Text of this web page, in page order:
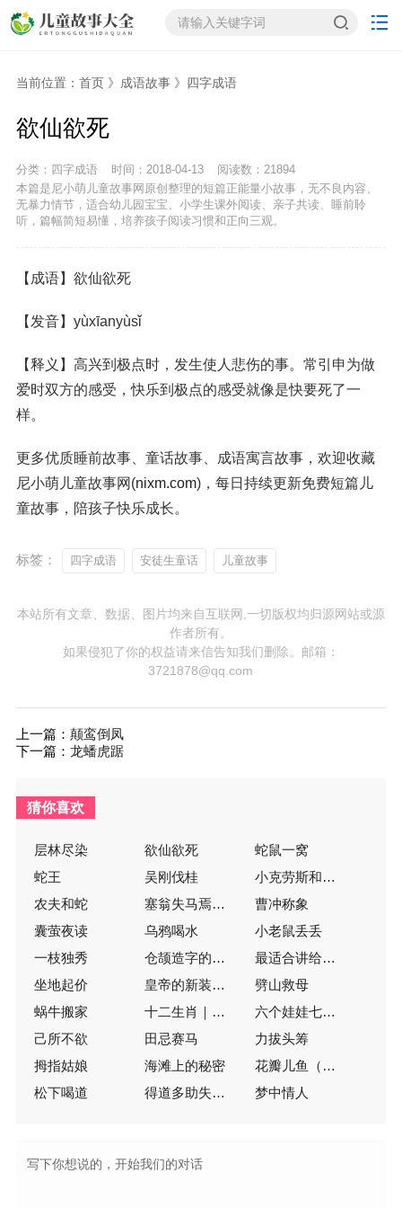
当前位置： 首页》 成语故事》 四字成语
欲仙欲死
分类：四字成语 时间：2018-04-13 阅读数： 21894
本篇是尼小萌儿童故事网原创整理的短篇正能量小故事，无不良内容、
无暴力情节，适合幼儿园宝宝、小学生课外阅读、亲子共读、睡前聆
听，篇幅简短易懂，培养孩子阅读习惯和正向三观。
【成语】欲仙欲死
【发音】yùxīanyùsǐ
【释义】高兴到极点时，发生使人悲伤的事。常引申为做
爱时双方的感受，快乐到极点的感受就像是快要死了一
样。
更多优质睡前故事、童话故事、成语寓言故事，欢迎收藏
尼小萌儿童故事网(nixm.com)，每日持续更新免费短篇儿
童故事，陪孩子快乐成长。
标签： 四字成语 安徒生童话 儿童故事
本站所有文章、数据、图片均来自互联网,一切版权均归源网站或源
作者所有。
如果侵犯了你的权益请来信告知我们删除。邮箱：
3721878@qq.com
上一篇： 颠鸾倒凤
下一篇： 龙蟠虎踞
猜你喜欢
层林尽染 欲仙欲死
蛇鼠一窝
蛇王
吴刚伐桂
小克劳斯和大克劳斯
农夫和蛇
塞翁失马焉知非福
曹冲称象
囊萤夜读
乌鸦喝水
小老鼠丢丢
一枝独秀
仓颉造字的传说
最适合讲给孩子的365个经典故事
坐地起价
皇帝的新装（注音版）
劈山救母
蜗牛搬家
十二生肖｜动物渡河比赛
六个娃娃七个坑
己所不欲
田忌赛马
力拔头筹
拇指姑娘
海滩上的秘密
花瓣儿鱼（花瓣鱼）
松下喝道
得道多助失道寡助 梦中情人